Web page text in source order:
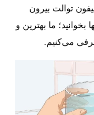
توالت بیرون
بخوانید؛ ما بهترین و
می‌کنیم.